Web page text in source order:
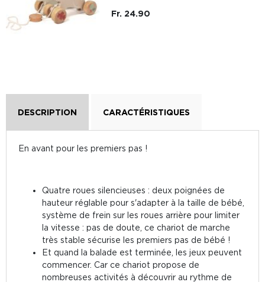
Fr. 24.90
DESCRIPTION CARACTÉRISTIQUES
En avant pour les premiers pas !
Quatre roues silencieuses : deux poignées de
hauteur réglable pour s'adapter à la taille de bébé,
système de frein sur les roues arrière pour limiter
la vitesse : pas de doute, ce chariot de marche
très stable sécurise les premiers pas de bébé !
Et quand la balade est terminée, les jeux peuvent
commencer. Car ce chariot propose de
nombreuses activités à découvrir au rythme de